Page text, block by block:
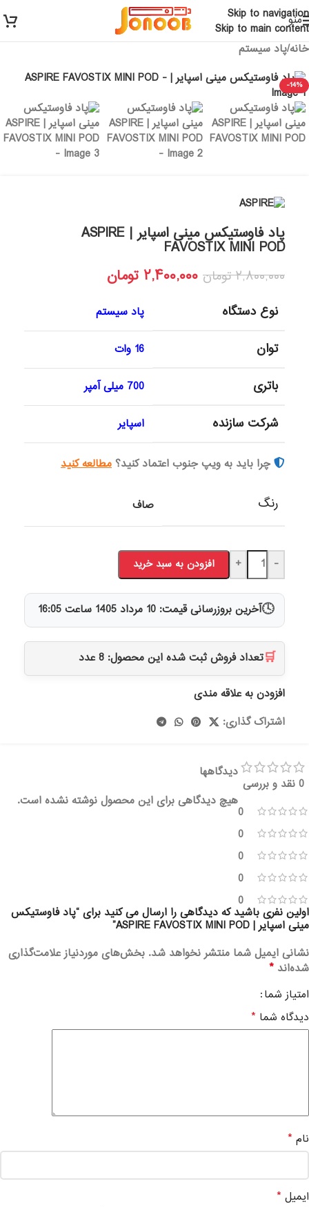
Skip to navigation
Skip to main content
ارسال رایگان برای خرید بالای 3 تومن | ارسال شیراز فوری و مابقی
شهرها با پست و تیپاکس
منو
خانه/پاد سیستم
-14%
پاد فاوستیکس مینی اسپایر | ASPIRE
FAVOSTIX MINI POD
۲,۸۰۰,۰۰۰تومان ۲,۴۰۰,۰۰۰ تومان
نوع دستگاه پاد سیستم
توان 16 وات
باتری 700 میلی آمپر
شرکت سازنده اسپایر
چرا باید به ویپ جنوب اعتماد کنید؟مطالعه کنید
رنگ صاف
-
+ افزودن به سبد خرید
🕓آخرین بروزرسانی قیمت: 10 مرداد 1405 ساعت16:05
🛒تعداد فروش ثبت شده این محصول: 8عدد
افزودن به علاقه مندی
اشتراک گذاری:
0 نقد و بررسی
0
0
0
0
0
دیدگاهها
هیچ دیدگاهی برای این محصول نوشته نشده است.
اولین نفری باشید که دیدگاهی را ارسال می کنید برای “پاد فاوستیکس
مینی اسپایر | ASPIRE FAVOSTIX MINI POD”
نشانی ایمیل شما منتشر نخواهد شد. بخش‌های موردنیاز علامت‌گذاری
شده‌اند *
امتیاز شما
دیدگاه شما *
نام *
ایمیل *